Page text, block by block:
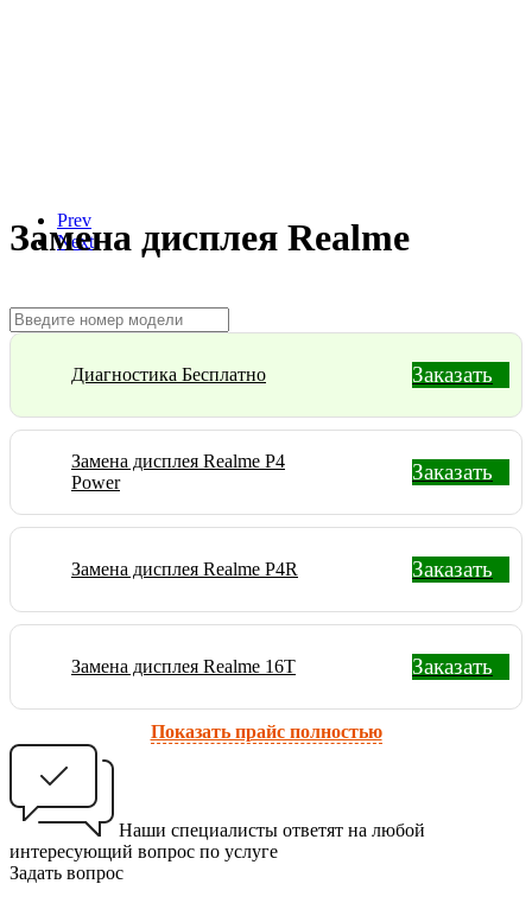
Prev
Next
Замена дисплея Realme
Диагностика Бесплатно Заказать
Замена дисплея Realme P4
Power
Заказать
Замена дисплея Realme P4R Заказать
Замена дисплея Realme 16T Заказать
Показать прайс полностью
Наши специалисты ответят на любой
интересующий вопрос по услуге
Задать вопрос